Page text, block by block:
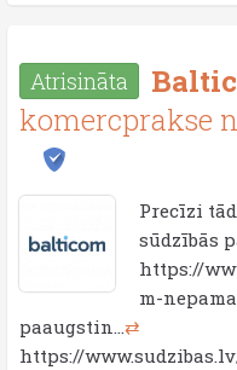
Atrisināta
komercprakse
Precīzi
sūdzībās
https://
m-
paaugstin...⇄
https://